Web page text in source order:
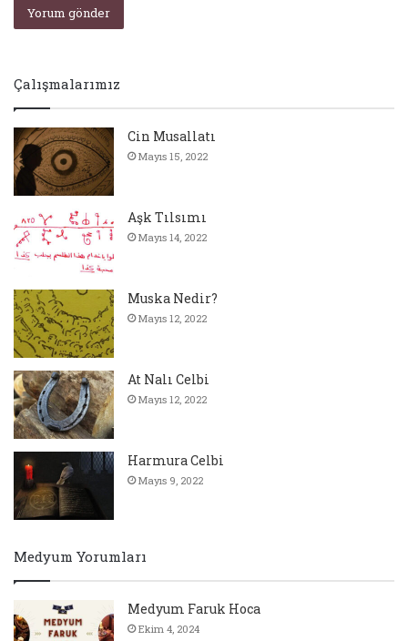
Çalışmalarımız
Cin Musallatı
Mayıs 15, 2022
Aşk Tılsımı
Mayıs 14, 2022
Muska Nedir?
Mayıs 12, 2022
At Nalı Celbi
Mayıs 12, 2022
Harmura Celbi
Mayıs 9, 2022
Medyum Yorumları
Medyum Faruk Hoca
Ekim 4, 2024